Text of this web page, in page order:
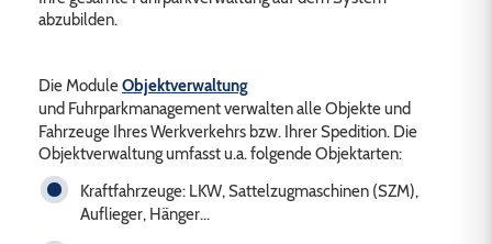
abzubilden.
Die ModuleObjektverwaltung
und Fuhrparkmanagement verwalten alle Objekte und
Fahrzeuge Ihres Werkverkehrs bzw. Ihrer Spedition. Die
Objektverwaltung umfasst u.a. folgende Objektarten:
Kraftfahrzeuge: LKW, Sattelzugmaschinen (SZM),
Auflieger, Hänger...